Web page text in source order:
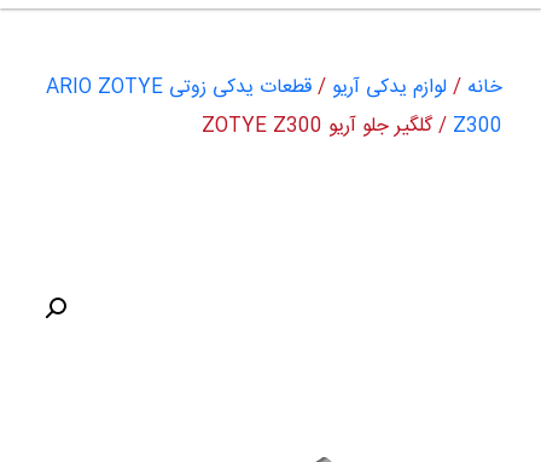
خانه / لوازم یدکی آریو /
قطعات یدکی زوتی ARIO ZOTYE
Z300 / گلگیر جلو آریو ZOTYE Z300